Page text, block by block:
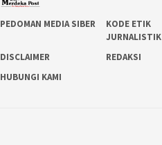
PEDOMAN MEDIA SIBER
KODE ETIK
JURNALISTIK
DISCLAIMER REDAKSI
HUBUNGI KAMI